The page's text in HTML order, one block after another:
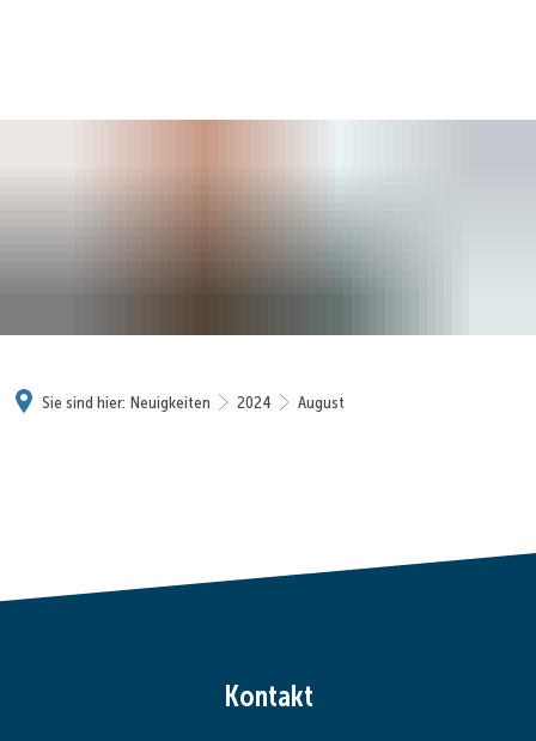
Sie sind hier: Neuigkeiten 2024 August
Kontakt